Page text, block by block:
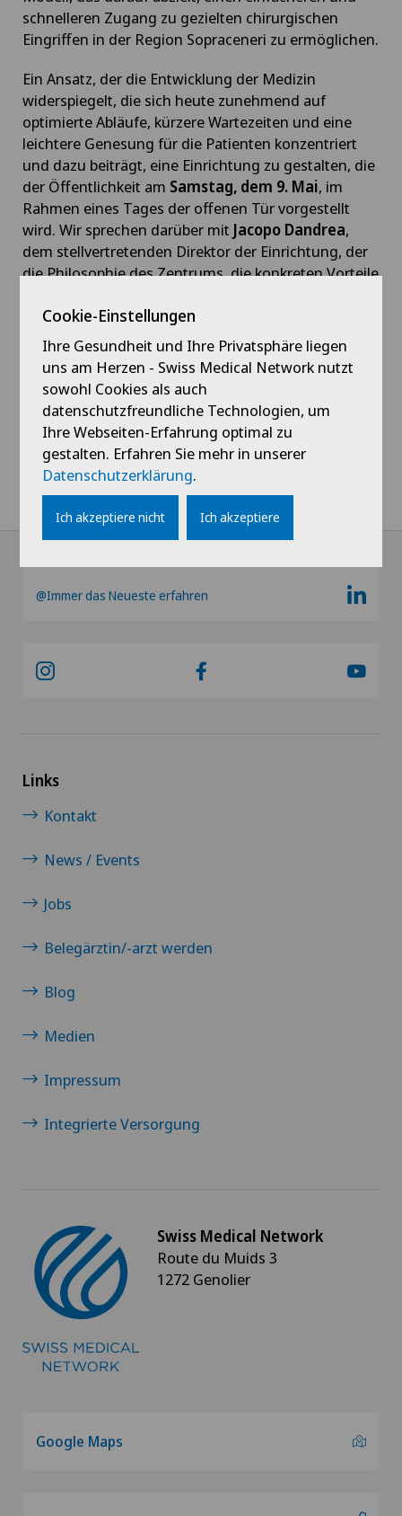
schnelleren Zugang zu gezielten chirurgischen
Eingriffen in der Region Sopraceneri zu ermöglichen.
Ein Ansatz, der die Entwicklung der Medizin
widerspiegelt, die sich heute zunehmend auf
optimierte Abläufe, kürzere Wartezeiten und eine
leichtere Genesung für die Patienten konzentriert
und dazu beiträgt, eine Einrichtung zu gestalten, die
der Öffentlichkeit am Samstag, dem 9. Mai, im
Rahmen eines Tages der offenen Tür vorgestellt
wird. Wir sprechen darüber mit Jacopo Dandrea,
dem stellvertretenden Direktor der Einrichtung, der
die Philosophie des Zentrums, die konkreten Vorteile
Zentrum zu werden, erläutert.
Um den vollständigen Artikel zu lesen, klicken Sie
hier.
Home
News / Events
LiberaTV – Centromedico Bellinzona Castello: eine schlankere,
@Immer das Neueste erfahren
Links
Kontakt
News / Events
Jobs
Belegärztin/-arzt werden
Blog
Medien
Impressum
Integrierte Versorgung
Swiss Medical Network
Route du Muids 3
1272 Genolier
Google Maps
Cookie-Einstellungen
Ihre Gesundheit und Ihre Privatsphäre liegen
uns am Herzen - Swiss Medical Network nutzt
sowohl Cookies als auch
datenschutzfreundliche Technologien, um
Ihre Webseiten-Erfahrung optimal zu
gestalten. Erfahren Sie mehr in unserer
Datenschutzerklärung.
Ich akzeptiere nicht Ich akzeptiere